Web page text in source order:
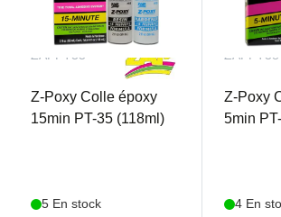
ZAPPT35
Z-Poxy Colle époxy
15min PT-35 (118ml)
5 En stock
ZAPPT38
Z-Poxy
5min
4 En